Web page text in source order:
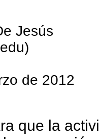
Jesús
de 2012
que la